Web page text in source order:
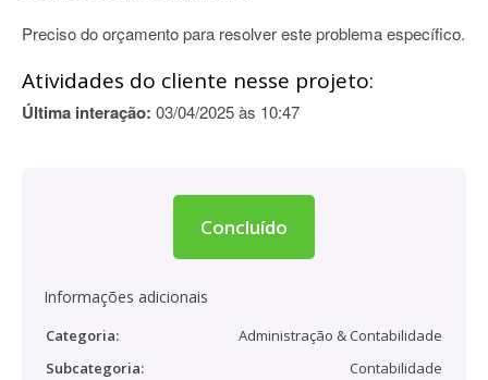
Preciso do orçamento para resolver este problema específico.
Atividades do cliente nesse projeto:
Última interação: 03/04/2025 às 10:47
Concluído
Informações adicionais
Categoria:
Administração & Contabilidade
Subcategoria:
Contabilidade